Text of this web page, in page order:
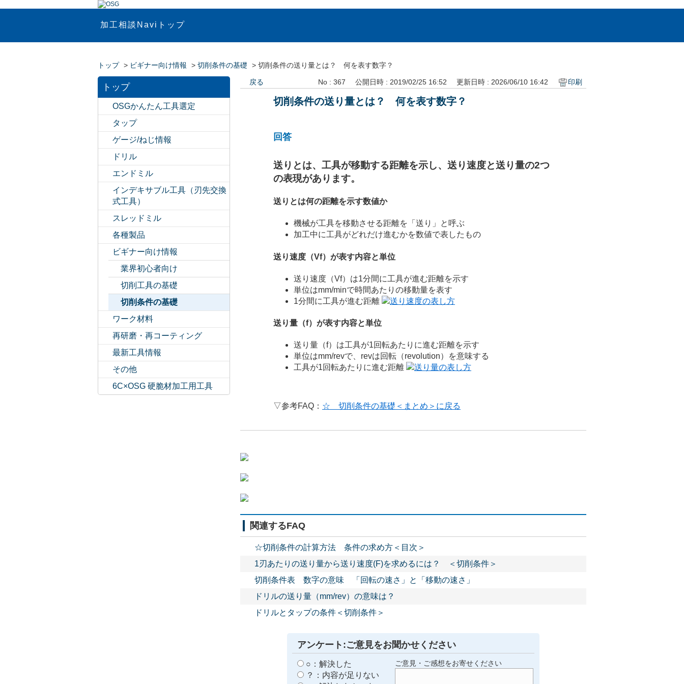
加工相談Naviトップ
トップ > ビギナー向け情報 > 切削条件の基礎 > 切削条件の送り量とは？ 何を表す数字？
トップ
OSGかんたん工具選定
タップ
ゲージ/ねじ情報
ドリル
エンドミル
インデキサブル工具（刃先交換
式工具）
スレッドミル
各種製品
ビギナー向け情報
業界初心者向け
切削工具の基礎
切削条件の基礎
ワーク材料
再研磨・再コーティング
最新工具情報
その他
6C×OSG 硬脆材加工用工具
戻る No : 367 公開日時 : 2019/02/25 16:52 更新日時 : 2026/06/10 16:42 印刷
切削条件の送り量とは？ 何を表す数字？
回答
送りとは、工具が移動する距離を示し、送り速度と送り量の2つ
の表現があります。
送りとは何の距離を示す数値か
機械が工具を移動させる距離を「送り」と呼ぶ
加工中に工具がどれだけ進むかを数値で表したもの
送り速度（Vf）が表す内容と単位
送り速度（Vf）は1分間に工具が進む距離を示す
単位はmm/minで時間あたりの移動量を表す
1分間に工具が進む距離
送り量（f）が表す内容と単位
送り量（f）は工具が1回転あたりに進む距離を示す
単位はmm/revで、revは回転（revolution）を意味する
工具が1回転あたりに進む距離
▽参考FAQ： ☆ 切削条件の基礎＜まとめ＞に戻る
関連するFAQ
☆切削条件の計算方法 条件の求め方＜目次＞
1刃あたりの送り量から送り速度(F)を求めるには？ ＜切削条件＞
切削条件表 数字の意味 「回転の速さ」と「移動の速さ」
ドリルの送り量（mm/rev）の意味は？
ドリルとタップの条件＜切削条件＞
アンケート:ご意見をお聞かせください
○：解決した
？：内容が足りない
ご意見・ご感想をお寄せください